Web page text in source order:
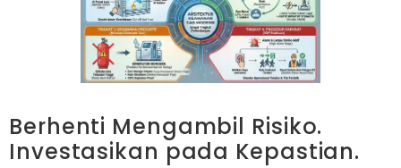
Berhenti Mengambil Risiko.
Investasikan pada Kepastian.